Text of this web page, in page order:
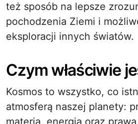
też sposób na lepsze
pochodzenia Ziemi i
eksploracji innych światów.
Czym właściwie
Kosmos to wszystko, co
atmosferą naszej planety:
materia, energia oraz